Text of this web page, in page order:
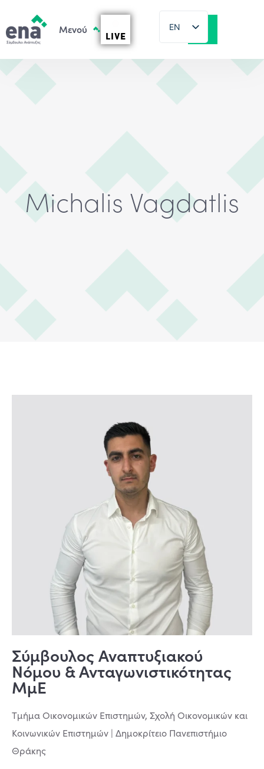
LIVE
EN
EL
Michalis Vagdatlis
Σύμβουλος Αναπτυξιακού
Νόμου & Ανταγωνιστικότητας
ΜμΕ
Τμήμα Οικονομικών Επιστημών, Σχολή Οικονομικών και
Κοινωνικών Επιστημών | Δημοκρίτειο Πανεπιστήμιο
Θράκης